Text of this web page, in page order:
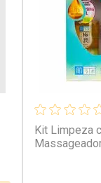
Kit Limpeza